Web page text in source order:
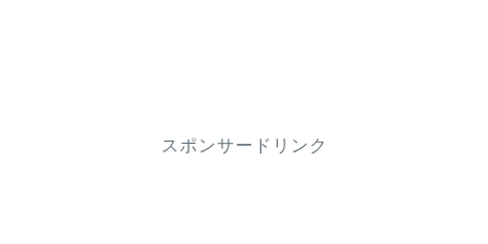
スポンサードリンク